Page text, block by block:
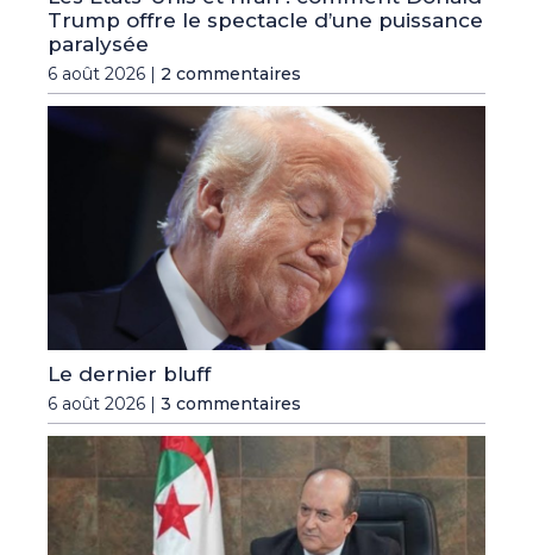
Trump offre le spectacle d’une puissance
paralysée
6 août 2026 | 2 commentaires
Le dernier bluff
6 août 2026 | 3 commentaires